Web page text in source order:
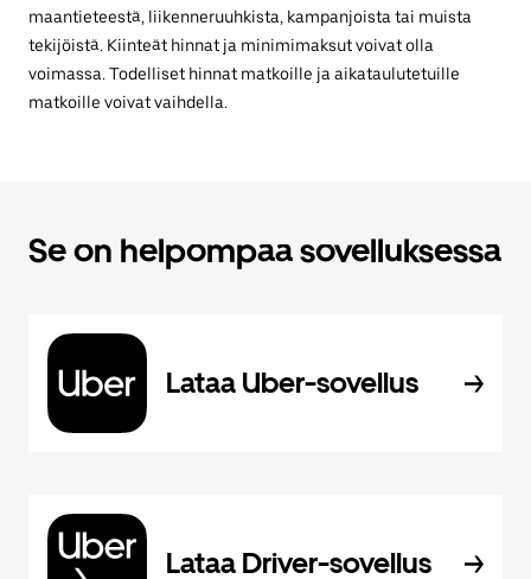
maantieteestä, liikenneruuhkista, kampanjoista tai muista
tekijöistä. Kiinteät hinnat ja minimimaksut voivat olla
voimassa. Todelliset hinnat matkoille ja aikataulutetuille
matkoille voivat vaihdella.
Se on helpompaa sovelluksessa
Lataa Uber-sovellus
Lataa Driver-sovellus